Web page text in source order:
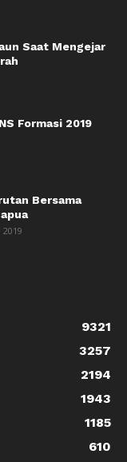
Saat Mengejar
Formasi 2019
Bersama
9321
3257
2194
1943
1185
610